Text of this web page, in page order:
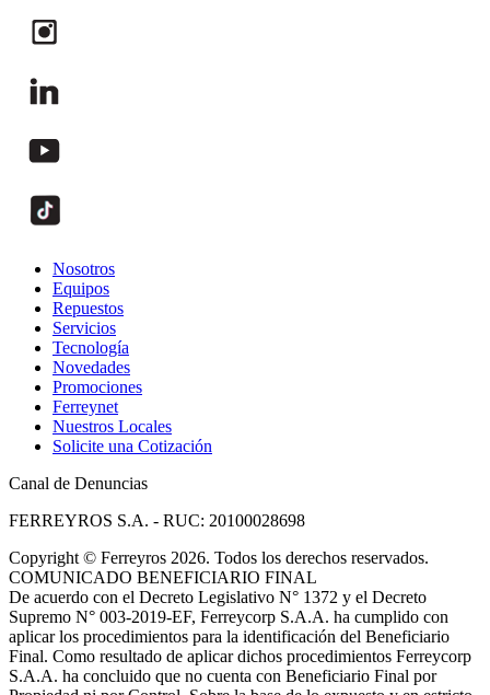
Nosotros
Equipos
Repuestos
Servicios
Tecnología
Novedades
Promociones
Ferreynet
Nuestros Locales
Solicite una Cotización
Canal de Denuncias
FERREYROS S.A. - RUC: 20100028698
Copyright © Ferreyros 2026. Todos los derechos reservados.
COMUNICADO BENEFICIARIO FINAL
De acuerdo con el Decreto Legislativo N° 1372 y el Decreto
Supremo N° 003-2019-EF, Ferreycorp S.A.A. ha cumplido con
aplicar los procedimientos para la identificación del Beneficiario
Final. Como resultado de aplicar dichos procedimientos Ferreycorp
S.A.A. ha concluido que no cuenta con Beneficiario Final por